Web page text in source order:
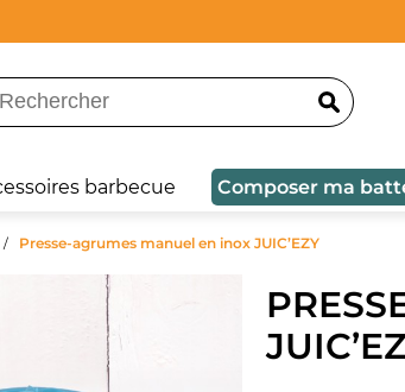
barbecue Composer ma
Presse-agrumes manuel en inox JUIC’EZY